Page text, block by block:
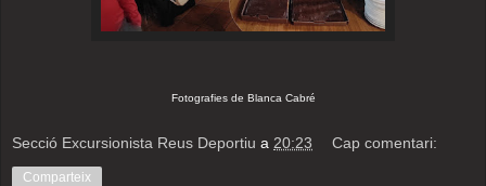
Fotografies de Blanca Cabré
Secció Excursionista Reus Deportiu a 20:23 Cap comentari:
Comparteix